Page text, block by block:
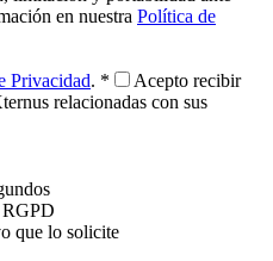
en nuestra Política de
Privacidad. *
Acepto recibir
relacionadas con sus
RGPD
que lo solicite